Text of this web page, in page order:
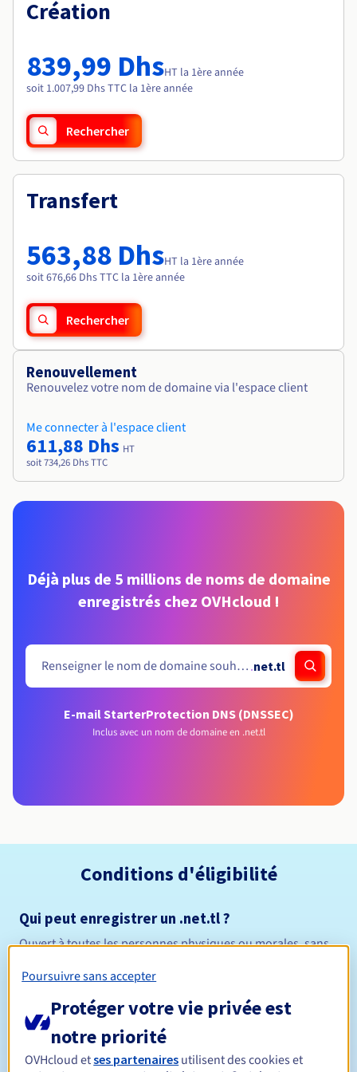
Tarifs
Roadmap & Changelog
Roadmap & Changelog
Création
839,99 DhsHT la 1ère année
soit 1.007,99 Dhs TTC la 1ère année
Rechercher
Transfert
563,88 DhsHT la 1ère année
soit 676,66 Dhs TTC la 1ère année
Rechercher
Renouvellement
Renouvelez votre nom de domaine via l'espace client
Me connecter à l'espace client
611,88 Dhs HT
soit 734,26 Dhs TTC
Déjà plus de 5 millions de noms de domaine
enregistrés chez OVHcloud !
.net.tl
E-mail StarterProtection DNS (DNSSEC)
Inclus avec un nom de domaine en .net.tl
Conditions d'éligibilité
Qui peut enregistrer un .net.tl ?
Ouvert à toutes les personnes physiques ou morales, sans
Durée de réservation
Poursuivre sans accepter
Protéger votre vie privée est
notre priorité
OVHcloud etses partenaires utilisent des cookies et